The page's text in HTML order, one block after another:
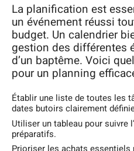
La planification est
un événement réussi
budget. Un calendrier
gestion des différentes
d’un baptême. Voici
pour un planning
Établir une liste de toutes les
dates butoirs clairement
Utiliser un tableau pour suivre
préparatifs.